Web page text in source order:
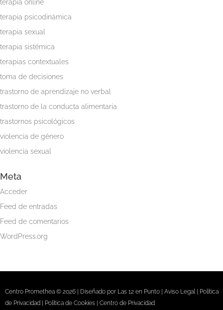
terapia online
terapia psicodinámica
terapia sexual
terapia sistémica
terapias contextuales
toma de decisiones
trastorno de aprendizaje no verbal
trastorno de la conducta alimentaria
trastornos psicológicos
violencia de género
violencia sexual
Meta
Acceder
Feed de entradas
Feed de comentarios
WordPress.org
Centro Promethea © 2026 | Diseñado por Las 12 en Punto Aviso Legal
Política
de Privacidad
Política de Cookies Centro de Privacidad